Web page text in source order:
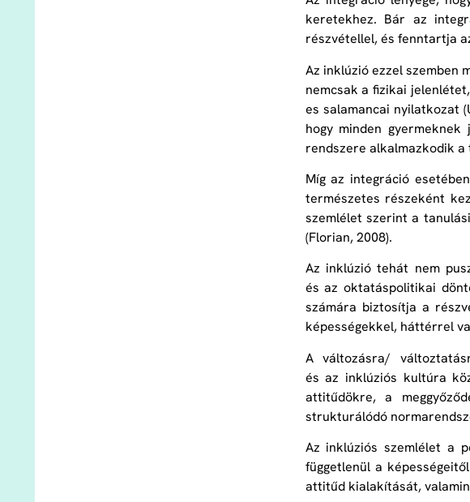
keretekhez. Bár az
részvétellel, és fenntartja
Az inklúzió ezzel szemben
nemcsak a fizikai
es salamancai nyilatkozat
hogy minden
rendszere alkalmazkodik a
Míg az integráció
természetes részeként
szemlélet szerint a
(Florian, 2008).
Az inklúzió tehát nem
és az oktatáspolitikai
számára biztosítja a
képességekkel, háttérrel
A változásra/
és az inklúziós kultúra
attitűdökre, a
strukturálódó
Az inklúziós szemlélet a
függetlenül a
attitűd kialakítását,